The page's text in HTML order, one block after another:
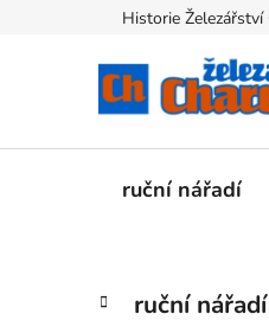
Historie Železářství
ruční nářadí
PPřeskočit
kategorie
K
a
ruční nářadí